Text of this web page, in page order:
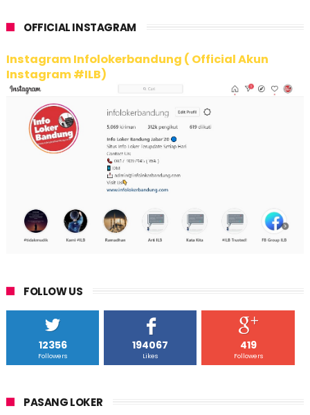
OFFICIAL INSTAGRAM
Instagram Infolokerbandung ( Official Akun
Instagram #ILB)
FOLLOW US
12356
Followers
194067
Likes
419
Followers
PASANG LOKER